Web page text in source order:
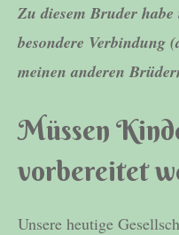
Zu diesem Bruder
besondere Verbindung
meinen anderen
Müssen
vorbereitet
Unsere heutige